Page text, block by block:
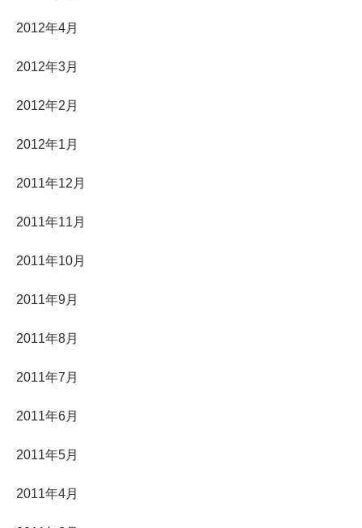
2012年4月
2012年3月
2012年2月
2012年1月
2011年12月
2011年11月
2011年10月
2011年9月
2011年8月
2011年7月
2011年6月
2011年5月
2011年4月